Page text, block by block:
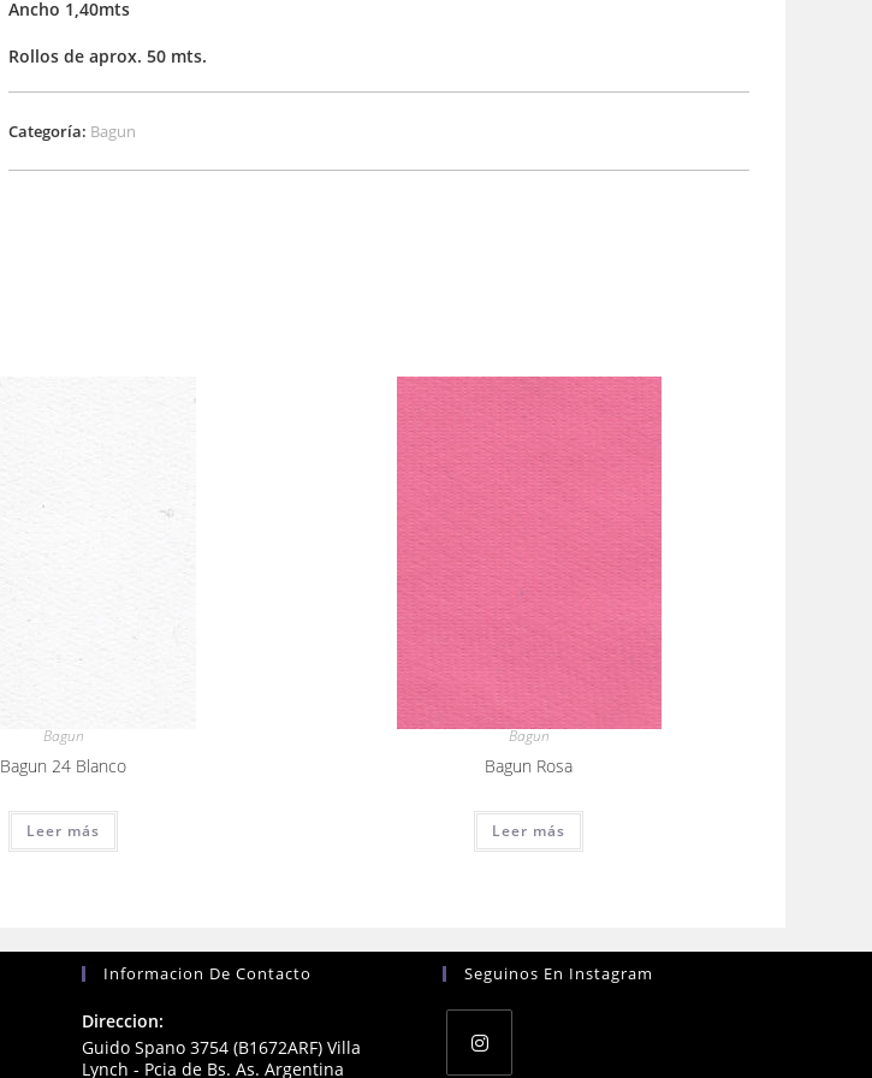
Ancho 1,40mts
Rollos de aprox. 50 mts.
Categoría: Bagun
Bagun
Bagun 24 Blanco
Leer más
Bagun
Bagun Rosa
Leer más
Informacion De Contacto
Direccion:
Guido Spano 3754 (B1672ARF) Villa
Lynch - Pcia de Bs. As. Argentina
Seguinos En Instagram